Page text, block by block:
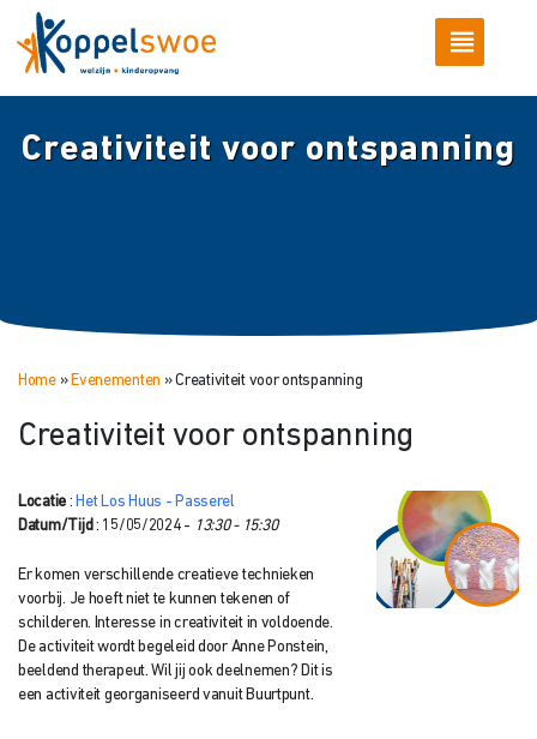
Creativiteit voor ontspanning
Home» Evenementen »Creativiteit voor ontspanning
Creativiteit voor ontspanning
Locatie : Het Los Huus - Passerel
Datum/Tijd : 15/05/2024 - 13:30 - 15:30
Er komen verschillende creatieve technieken
voorbij. Je hoeft niet te kunnen tekenen of
schilderen. Interesse in creativiteit in voldoende.
De activiteit wordt begeleid door Anne Ponstein,
beeldend therapeut. Wil jij ook deelnemen? Dit is
een activiteit georganiseerd vanuit Buurtpunt.